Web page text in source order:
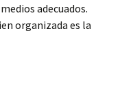
adecuados.
organizada es la